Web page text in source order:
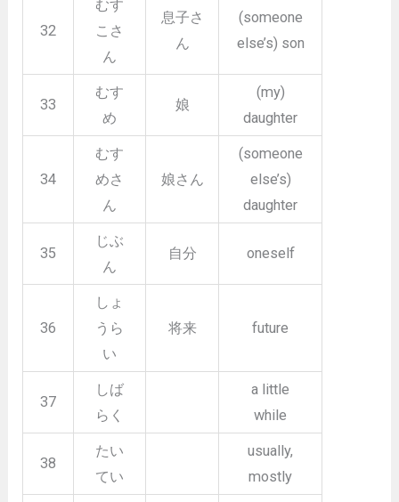
32
むす
こさ
ん
息子さ
ん
(someone
else’s) son
33
むす
め
娘
(my)
daughter
34
むす
めさ
ん
娘さん
(someone
else’s)
daughter
35
じぶ
ん
自分 oneself
36
しょ
うら
い
将来 future
37
しば
らく
a little
while
38
たい
てい
usually,
mostly